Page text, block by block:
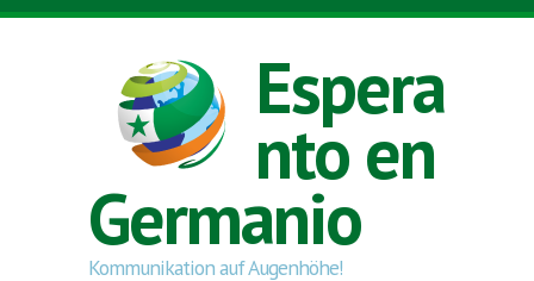
Skip to main content
Espera
nto en
Germanio
Kommunikation auf Augenhöhe!